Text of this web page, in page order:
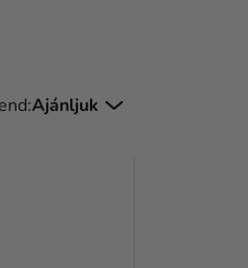
Ajánljuk